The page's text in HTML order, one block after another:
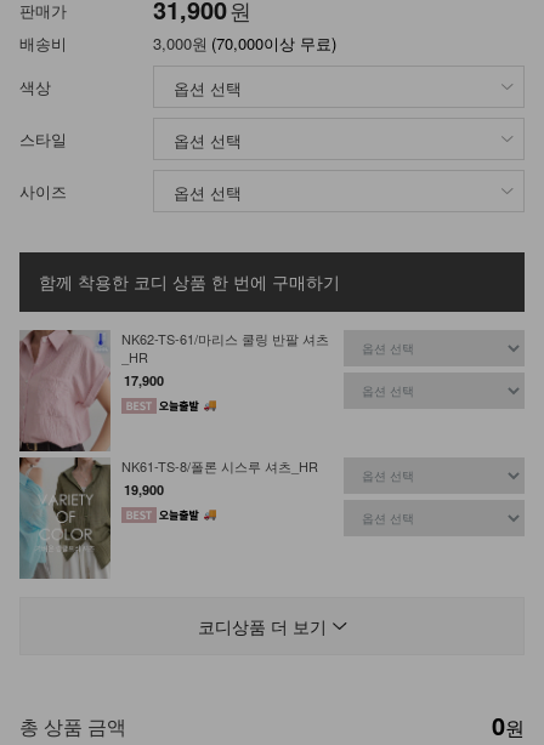
판매가 31,900원
배송비 3,000원 (70,000이상 무료)
색상
스타일
사이즈
함께 착용한 코디 상품 한 번에 구매하기
NK62-TS-61/마리스 쿨링 반팔 셔츠
_HR
17,900
NK61-TS-8/폴론 시스루 셔츠_HR
19,900
DM62-BG-01/더블비 체인 소프트 백
코디상품 더 보기
총 상품 금액 0원